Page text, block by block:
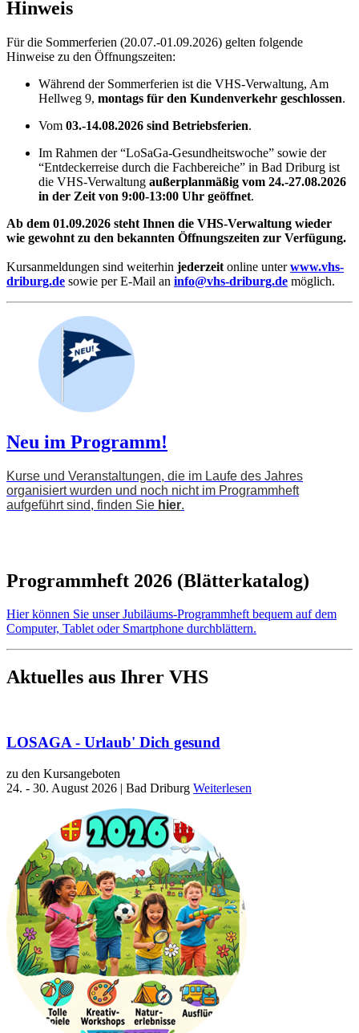
Hinweis
Für die Sommerferien (20.07.-01.09.2026) gelten folgende
Hinweise zu den Öffnungszeiten:
Während der Sommerferien ist die VHS-Verwaltung, Am
Hellweg 9, montags für den Kundenverkehr geschlossen.
Vom 03.-14.08.2026 sind Betriebsferien.
Im Rahmen der “LoSaGa-Gesundheitswoche” sowie der
“Entdeckerreise durch die Fachbereiche” in Bad Driburg ist
die VHS-Verwaltung außerplanmäßig vom 24.-27.08.2026
in der Zeit von 9:00-13:00 Uhr geöffnet.
Ab dem 01.09.2026 steht Ihnen die VHS-Verwaltung wieder
wie gewohnt zu den bekannten Öffnungszeiten zur Verfügung.
Kursanmeldungen sind weiterhin jederzeit online unterwww.vhs-
driburg.de sowie per E-Mail an info@vhs-driburg.de möglich.
Neu im Programm!
Kurse und Veranstaltungen, die im Laufe des Jahres
organisiert wurden und noch nicht im Programmheft
aufgeführt sind, finden Sie hier.
Programmheft 2026 (Blätterkatalog)
Hier können Sie unser Jubiläums-Programmheft bequem auf dem
Computer, Tablet oder Smartphone durchblättern.
Aktuelles aus Ihrer VHS
LOSAGA - Urlaub' Dich gesund
zu den Kursangeboten
24. - 30. August 2026 | Bad Driburg Weiterlesen